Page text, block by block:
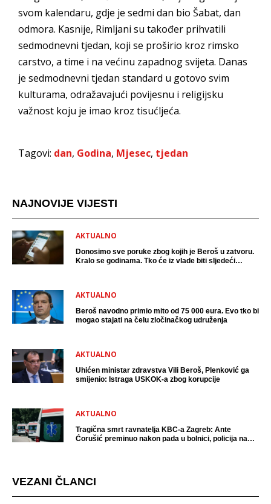
svom kalendaru, gdje je sedmi dan bio Šabat, dan
odmora. Kasnije, Rimljani su također prihvatili
sedmodnevni tjedan, koji se proširio kroz rimsko
carstvo, a time i na većinu zapadnog svijeta. Danas
je sedmodnevni tjedan standard u gotovo svim
kulturama, odražavajući povijesnu i religijsku
važnost koju je imao kroz tisućljeća.
Tagovi: dan, Godina, Mjesec, tjedan
NAJNOVIJE VIJESTI
AKTUALNO
Donosimo sve poruke zbog kojih je Beroš u zatvoru.
Kralo se godinama. Tko će iz vlade biti sljedeći
AKTUALNO
Beroš navodno primio mito od 75 000 eura. Evo tko bi
mogao stajati na čelu zločinačkog udruženja
AKTUALNO
Uhićen ministar zdravstva Vili Beroš, Plenković ga
smijenio: Istraga USKOK-a zbog korupcije
AKTUALNO
Tragična smrt ravnatelja KBC-a Zagreb: Ante
Ćorušić preminuo nakon pada u bolnici, policija na
VEZANI ČLANCI